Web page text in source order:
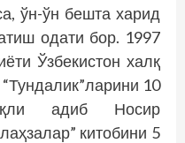
ўн-ўн бешта харид
одати бор. 1997
Ўзбекистон халқ
10
адиб Носир
китобини 5